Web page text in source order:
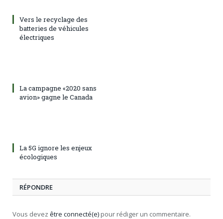
Vers le recyclage des
batteries de véhicules
électriques
La campagne «2020 sans
avion» gagne le Canada
La 5G ignore les enjeux
écologiques
RÉPONDRE
Vous devez être connecté(e) pour rédiger un commentaire.